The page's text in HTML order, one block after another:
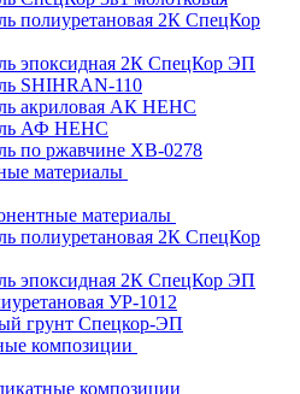
полиуретановая 2К СпецКор
эпоксидная 2К СпецКор ЭП
SHIHRAN-110
акриловая АК НЕНС
АФ НЕНС
по ржавчине ХВ-0278
материалы
материалы
полиуретановая 2К СпецКор
эпоксидная 2К СпецКор ЭП
УР-1012
грунт Спецкор-ЭП
композиции
композиции